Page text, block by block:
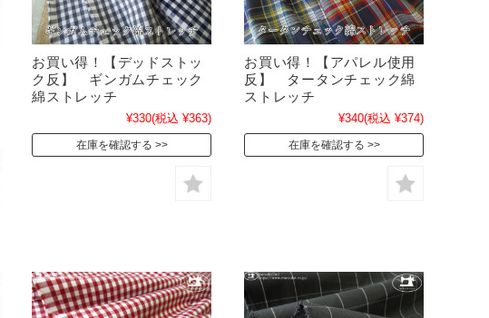
お買い得！【デッドストッ
ク反】 ギンガムチェック
綿ストレッチ
¥330(税込 ¥363)
在庫を確認する
お買い得！【アパレル使用
反】 タータンチェック綿
ストレッチ
¥340(税込 ¥374)
在庫を確認する